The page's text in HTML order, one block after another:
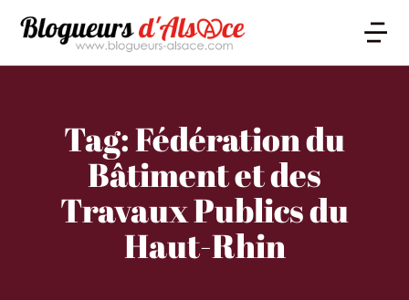
Tag: Fédération du
Bâtiment et des
Travaux Publics du
Haut-Rhin